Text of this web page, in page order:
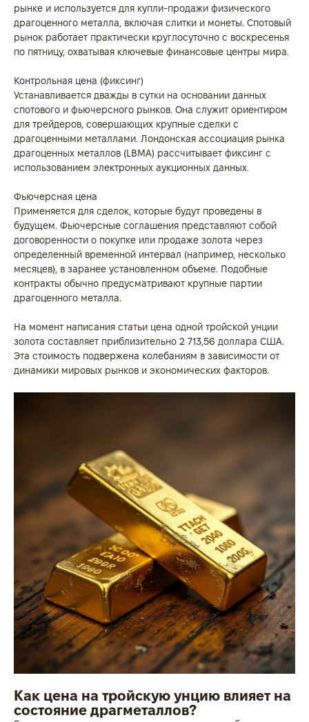
рынке и используется для купли-продажи физического
драгоценного металла, включая слитки и монеты. Спотовый
рынок работает практически круглосуточно с воскресенья
по пятницу, охватывая ключевые финансовые центры мира.
Контрольная цена (фиксинг)
Устанавливается дважды в сутки на основании данных
спотового и фьючерсного рынков. Она служит ориентиром
для трейдеров, совершающих крупные сделки с
драгоценными металлами. Лондонская ассоциация рынка
драгоценных металлов (LBMA) рассчитывает фиксинг с
использованием электронных аукционных данных.
Фьючерсная цена
Применяется для сделок, которые будут проведены в
будущем. Фьючерсные соглашения представляют собой
договоренности о покупке или продаже золота через
определенный временной интервал (например, несколько
месяцев), в заранее установленном объеме. Подобные
контракты обычно предусматривают крупные партии
драгоценного металла.
На момент написания статьи цена одной тройской унции
золота составляет приблизительно 2 713,56 доллара США.
Эта стоимость подвержена колебаниям в зависимости от
динамики мировых рынков и экономических факторов.
Как цена на тройскую унцию влияет на
состояние драгметаллов?